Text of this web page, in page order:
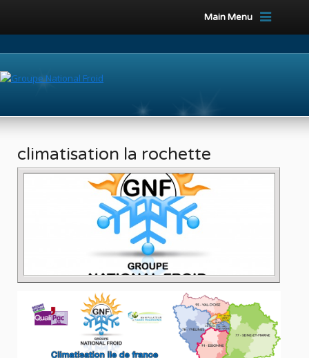
Main Menu
climatisation la rochette